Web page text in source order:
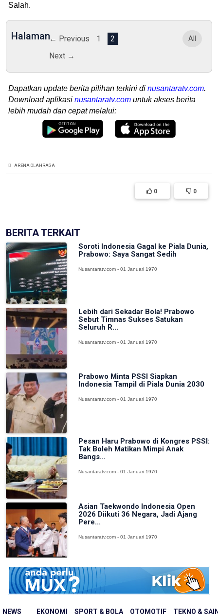
NEWS EKONOMI SPORT & BOLA OTOMOTIF TEKNO &
Salah.
Halaman← Previous 1
2
Next →
All
Dapatkan update berita pilihan terkini di nusantaratv.com.
Download aplikasi nusantaratv.com untuk akses berita
lebih mudah dan cepat melalui:
ARENA OLAHRAGA
0 0
BERITA TERKAIT
Soroti Indonesia Gagal ke Piala Dunia,
Prabowo: Saya Sangat Sedih
Nusantaratv.com - 01 Januari 1970
Lebih dari Sekadar Bola! Prabowo
Sebut Timnas Sukses Satukan
Seluruh R...
Nusantaratv.com - 01 Januari 1970
Prabowo Minta PSSI Siapkan
Indonesia Tampil di Piala Dunia 2030
Nusantaratv.com - 01 Januari 1970
Pesan Haru Prabowo di Kongres PSSI:
Tak Boleh Matikan Mimpi Anak
Bangs...
Nusantaratv.com - 01 Januari 1970
Asian Taekwondo Indonesia Open
2026 Diikuti 36 Negara, Jadi Ajang
Pere...
Nusantaratv.com - 01 Januari 1970